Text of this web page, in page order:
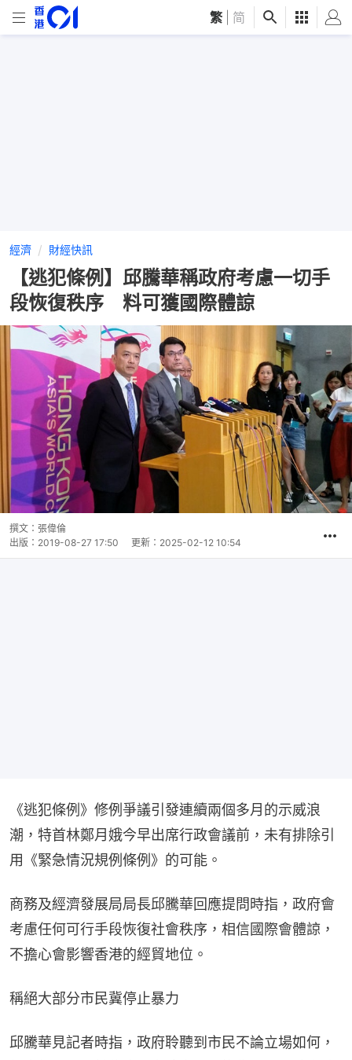
繁 简
經濟 財經快訊
【逃犯條例】邱騰華稱政府考慮一切手
段恢復秩序 料可獲國際體諒
撰文： 張偉倫
出版： 2019-08-27 17:50 更新： 2025-02-12 10:54
《逃犯條例》修例爭議引發連續兩個多月的示威浪
潮，特首林鄭月娥今早出席行政會議前，未有排除引
用《緊急情況規例條例》的可能。
商務及經濟發展局局長邱騰華回應提問時指，政府會
考慮任何可行手段恢復社會秩序，相信國際會體諒，
不擔心會影響香港的經貿地位。
稱絕大部分市民冀停止暴力
邱騰華見記者時指，政府聆聽到市民不論立場如何，